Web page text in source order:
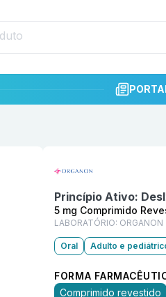
Princípio Ativo:
5 mg Comprimido
LABORATÓRIO: ORGANON
Oral Adulto e
FORMA
Comprimido revestido